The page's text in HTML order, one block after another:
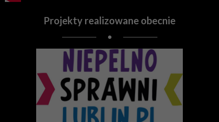
Projekty realizowane obecnie